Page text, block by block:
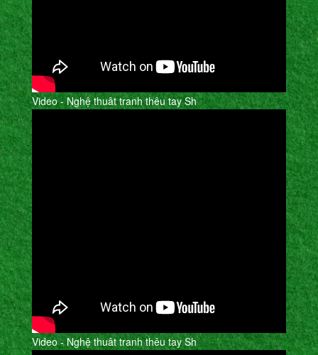
Video - Nghệ thuât tranh thêu tay Sh
Video - Nghệ thuât tranh thêu tay Sh